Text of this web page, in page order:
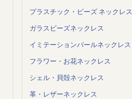
プラスチック・ビーズ ネックレス
ガラスビーズネックレス
イミテーションパールネックレス
フラワー・お花ネックレス
シェル・貝殻ネックレス
革・レザーネックレス